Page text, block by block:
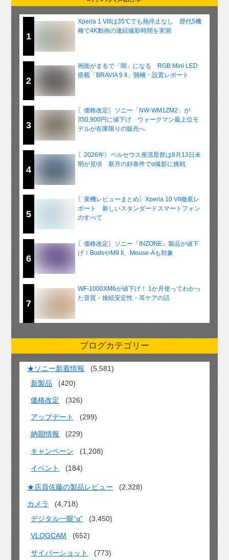
1
Xperia 1 VIIIは35℃でも熱停止なし 歴代5機
種で4K動画の連続撮影時間を実測
2
画面がまるで「闇」になる RGB Mini LED
搭載「BRAVIA 9 II」開梱・設置レポート
3
〖価格改定〗ソニー「NW-WM1ZM2」が
350,900円に値下げ ウォークマン最上位モ
デルが在庫限りの販売へ
4
〖2026年〗ペルセウス座流星群は8月13日未
明が見頃 新月の好条件でα撮影に挑戦
5
〖実機レビューまとめ〗Xperia 10 VII徹底レ
ポート 新しいスタンダードスマートフォン
のすべて
6
〖価格改定〗ソニー「INZONE」製品が値下
げ！BudsやM9 II、Mouse-Aも対象
7
WF-1000XM6が値下げ！ 1か月使ってわかっ
た音質・接続安定性・耳ケアの話
ブログカテゴリー
★ソニー新着情報
(5,581)
新製品
(420)
価格改定 (326)
アップデート (299)
納期情報 (229)
キャンペーン (1,208)
イベント (184)
★店員佐藤の製品レビュー (2,328)
カメラ
(4,718)
デジタル一眼“α”
(3,450)
VLOGCAM (652)
サイバーショット (773)